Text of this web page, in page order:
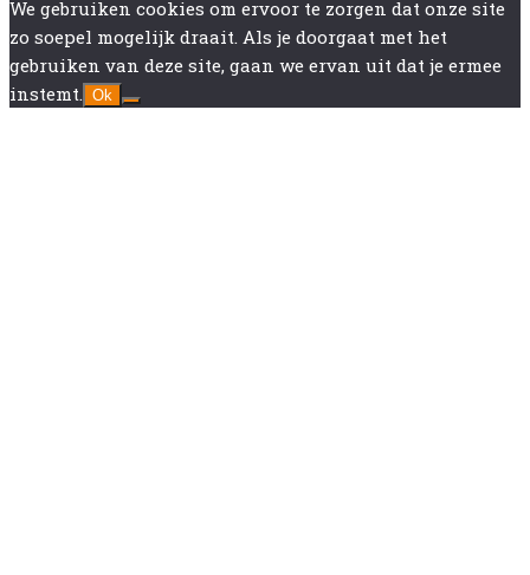
To
Top
We gebruiken cookies om ervoor te zorgen dat onze site
zo soepel mogelijk draait. Als je doorgaat met het
gebruiken van deze site, gaan we ervan uit dat je ermee
instemt.
Ok